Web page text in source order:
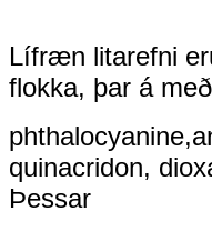
Lífræn litarefni
flokka, þar á
phthalocyanine,
quinacridon,
Þessar